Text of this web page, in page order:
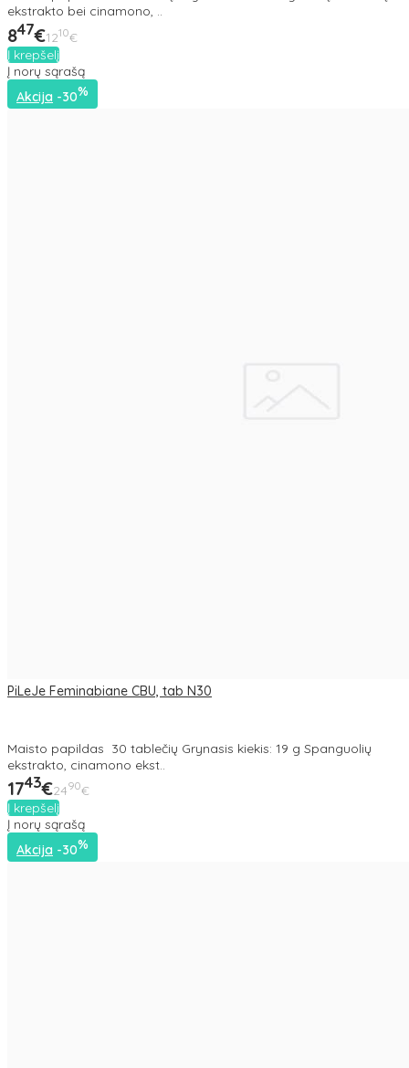
ekstrakto bei cinamono, ..
847€1210€
Į krepšelį
Į norų sąrašą
Akcija -30%
PiLeJe Feminabiane CBU, tab N30
Maisto papildas 30 tablečių Grynasis kiekis: 19 g Spanguolių
ekstrakto, cinamono ekst..
1743€2490€
Į krepšelį
Į norų sąrašą
Akcija -30%